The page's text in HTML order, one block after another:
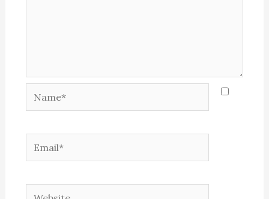
Name*
Email*
Website